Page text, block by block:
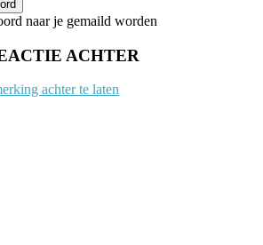
naar je gemaild worden
ACHTER
achter te laten